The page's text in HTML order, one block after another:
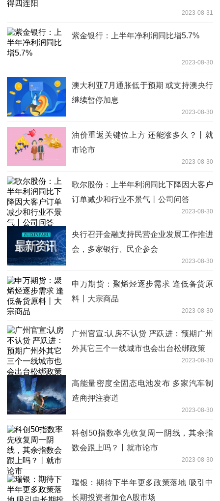
2023-08-31
紫金银行：上半年净利润同比增5.7%
2023-08-30
澳大利亚7月通胀低于预期 或支持澳央行
继续暂停加息
2023-08-30
油价重返关键位上方 还能涨多久？丨就
市论市
2023-08-30
歌尔股份：上半年利润同比下降因大客户
订单减少和行业不景气丨公司问答
2023-08-30
央行召开金融支持民营企业发展工作推进
会，多家银行、民企参会
2023-08-30
申万期货：聚烯烃逐步需求 逢低备货原
料丨大宗商品
2023-08-30
广州官宣:认房不认贷 严跃进：预期广州
外其它三个一线城市也会出台松绑政策
2023-08-30
高能量密度全固态电池发布 多家汽车制
造商押注赛道
2023-08-30
科创50指数率先收复周一阴线，其余指
数会跟上吗？丨就市论市
2023-08-30
瑞银：期待下半年更多政策落地 吸引中
长期投资者加仓A股市场